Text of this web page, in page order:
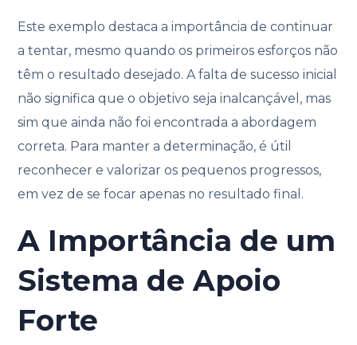
Este exemplo destaca a importância de continuar
a tentar, mesmo quando os primeiros esforços não
têm o resultado desejado. A falta de sucesso inicial
não significa que o objetivo seja inalcançável, mas
sim que ainda não foi encontrada a abordagem
correta. Para manter a determinação, é útil
reconhecer e valorizar os pequenos progressos,
em vez de se focar apenas no resultado final.
A Importância de um
Sistema de Apoio
Forte